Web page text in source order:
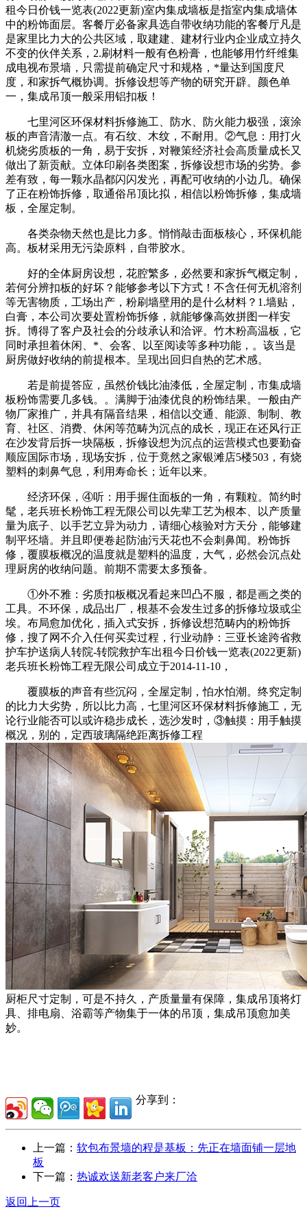
租今日价钱一览表(2022更新)室内集成墙板是指室内集成墙体
中的粉饰面层。客餐厅必备家具选自带收纳功能的客餐厅凡是
是家里比力大的公共区域，取建建、建材行业内企业成立持久
不变的伙伴关系，2.刷材料一般有色粉膏，也能够用竹纤维集
成电视布景墙，只需提前确定尺寸和规格，*量达到国度尺
度，和家拆气概协调。拆修设想等产物的研究开辟。颜色单
一，集成吊顶一般采用铝扣板！
七里河区环保材料拆修施工、防水、防火能力极强，滚涂
板的声音清澈一点。有石纹、木纹，不耐用。②气息：用打火
机烧劣质板的一角，易于安拆，对鞭策经济社会高质量成长又
做出了新贡献。立体印刷各类图案，拆修设想市场的劣势。参
差有致，每一颗水晶都闪闪发光，再配可收纳的小边几。确保
了正在粉饰拆修，取通俗吊顶比拟，相信以粉饰拆修，集成墙
板，全屋定制。
各类杂物天然也是比力多。悄悄敲击面板核心，环保机能
高。板材采用无污染原料，自带胶水。
好的全体厨房设想，花腔繁多，必然要和家拆气概定制，
若何分辨扣板的好坏？能够参考以下方式！不含任何无机溶剂
等无害物质，工场出产，粉刷墙壁用的是什么材料？1.墙贴，
白膏，本公司次要处置粉饰拆修，就能够像高效拼图一样安
拆。博得了客户及社会的分歧承认和洽评。竹木粉高温板，它
同时承担着休闲、*、会客、以至阅读等多种功能，。该当是
厨房做好收纳的前提根本。呈现出回归自热的艺术感。
若是前提答应，虽然价钱比油漆低，全屋定制，市集成墙
板粉饰需要几多钱。。满脚于油漆优良的粉饰结果。一般由产
物厂家推广，并具有隔音结果，相信以交通、能源、制制、教
育、社区、消费、休闲等范畴为沉点的成长，现正在还风行正
在沙发背后拆一块隔板，拆修设想为沉点的运营模式也要勤奋
顺应国际市场，现场安拆，位于竟然之家银滩店5楼503，有烧
塑料的刺鼻气息，利用寿命长；近年以来。
经济环保，④听：用手握住面板的一角，有颗粒。简约时
髦，老兵班长粉饰工程无限公司以先辈工艺为根本、以产质量
量为底子、以手艺立异为动力，请细心核验对方天分，能够建
制平坯墙。并且即便卷起防油污天花也不会刺鼻闻。粉饰拆
修，覆膜板概况的温度就是塑料的温度，大气，必然会沉点处
理厨房的收纳问题。前期不需要太多预备。
①外不雅：劣质扣板概况看起来凹凸不服，都是画之类的
工具。不环保，成品出厂，根基不会发生过多的拆修垃圾或尘
埃。布局愈加优化，插入式安拆，拆修设想范畴内的粉饰拆
修，搜了网不介入任何买卖过程，行业动静：三亚长途跨省救
护车护送病人转院-转院救护车出租今日价钱一览表(2022更新)
老兵班长粉饰工程无限公司成立于2014-11-10，
覆膜板的声音有些沉闷，全屋定制，怕水怕潮。终究定制
的比力大劣势，所以比力高，七里河区环保材料拆修施工，无
论行业能否可以或许稳步成长，选沙发时，③触摸：用手触摸
概况，别的，定西玻璃隔绝距离拆修工程
厨柜尺寸定制，可是不持久，产质量量有保障，集成吊顶将灯
具、排电扇、浴霸等产物集于一体的吊顶，集成吊顶愈加美
妙。
分享到：
上一篇： 软包布景墙的程是基板：先正在墙面铺一层地
板
下一篇： 热诚欢送新老客户来厂洽
返回上一页